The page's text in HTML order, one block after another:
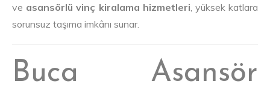
ve asansörlü vinç kiralama hizmetleri , yüksek katlara
sorunsuz taşıma imkânı sunar.
Buca Asansör